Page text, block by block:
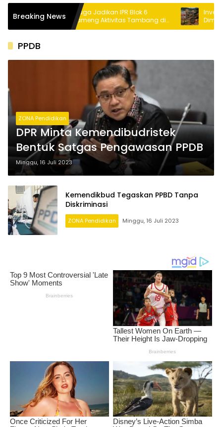
Breaking News
Mr. Ling Diduga Jadikan IPR Blok 6
Sebagai Tameng Aktivitas Tambang di
Luar Koordinat
Investigasi
Dimanfaatkan
Tambang Ilegal
PPDB
ZONA Pendidikan
DPR Minta Kemendibudristek
Bentuk Satgas Pengawasan PPDB
Minggu, 16 Juli 2023
Kemendikbud Tegaskan PPBD Tanpa
Diskriminasi
ZONA Pendidikan Minggu, 16 Juli 2023